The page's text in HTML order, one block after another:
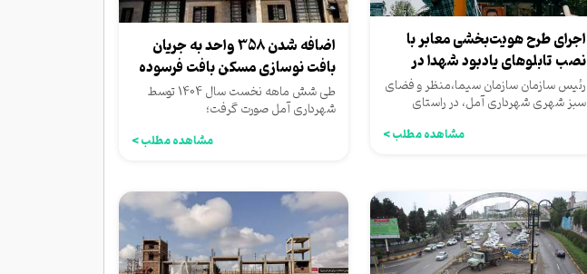
اجرای طرح هویت‌بخشی معابر با
نصب تابلوهای یادبود شهدا در
بلوار امام‌رضا...
رئیس سازمان سازمان سیما،منظر و فضای
سبز شهری شهرداری آمل، در راستای
مشاهده مطلب >
اضافه شدن 358 واحد به جریان
بافت نوسازی مسکن بافت فرسوده
و ناکارآمد... طی شش ماهه نخست سال 1404 توسط
شهرداری آمل صورت گرفت؛
مشاهده مطلب >